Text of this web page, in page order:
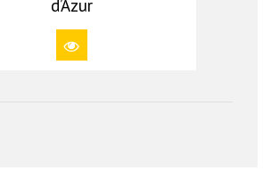
d’Azur